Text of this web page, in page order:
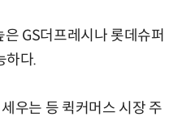
GS더프레시나 롯데슈퍼
하다.
우는 등 퀵커머스 시장 주